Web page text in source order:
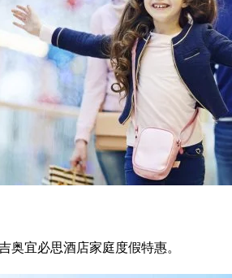
奥宜必思酒店家庭度假特惠。